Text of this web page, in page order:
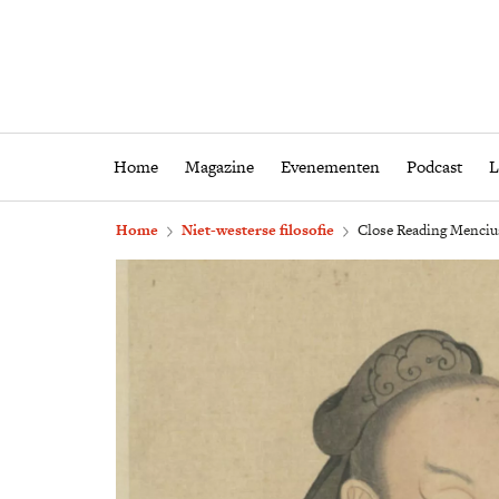
Home Magazine Evenementen Podcast
Home Magazine
Home Niet-westerse filosofie Close Reading